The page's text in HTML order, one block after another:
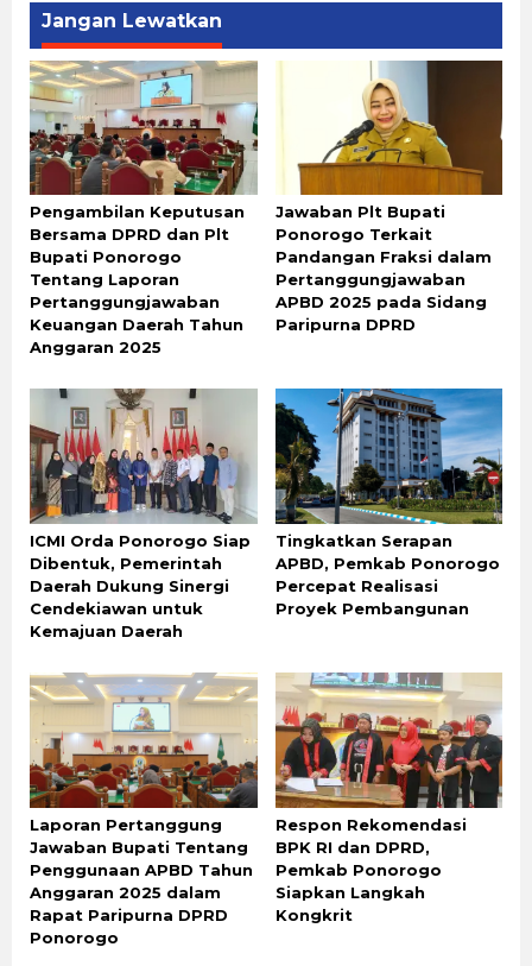
Jangan Lewatkan
Pengambilan Keputusan
Bersama DPRD dan Plt
Bupati Ponorogo
Tentang Laporan
Pertanggungjawaban
Keuangan Daerah Tahun
Anggaran 2025
Jawaban Plt Bupati
Ponorogo Terkait
Pandangan Fraksi dalam
Pertanggungjawaban
APBD 2025 pada Sidang
Paripurna DPRD
ICMI Orda Ponorogo Siap
Dibentuk, Pemerintah
Daerah Dukung Sinergi
Cendekiawan untuk
Kemajuan Daerah
Tingkatkan Serapan
APBD, Pemkab Ponorogo
Percepat Realisasi
Proyek Pembangunan
Laporan Pertanggung
Jawaban Bupati Tentang
Penggunaan APBD Tahun
Anggaran 2025 dalam
Rapat Paripurna DPRD
Ponorogo
Respon Rekomendasi
BPK RI dan DPRD,
Pemkab Ponorogo
Siapkan Langkah
Kongkrit